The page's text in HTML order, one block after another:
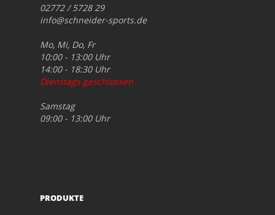
02772 / 5728 29
info@schneider-sports.de
Mo, Mi, Do, Fr
10:00 - 13:00 Uhr
14:00 - 18:30 Uhr
Dienstags geschlossen
Samstag
09:00 - 13:00 Uhr
PRODUKTE